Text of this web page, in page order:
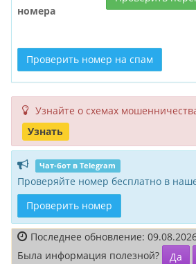
номера
Проверить номер на спам
Узнайте о схемах
Узнать
Чат-бот в Telegram
Проверяйте номер бесплатно в
Проверить номер
Последнее обновление:
Была информация полезной?
Да